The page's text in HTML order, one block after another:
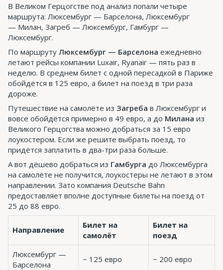
В Великом Герцогстве под анализ попали четыре
маршрута: Люксембург — Барселона, Люксембург
— Милан, Загреб — Люксембург, Гамбург —
Люксембург.
По маршруту Люксембург — Барселона ежедневно
летают рейсы компании Luxair, Ryanair — пять раз в
неделю. В среднем билет с одной пересадкой в Париже
обойдётся в 125 евро, а билет на поезд в три раза
дороже.
Путешествие на самолёте из Загреба в Люксембург и
вовсе обойдётся примерно в 49 евро, а до Милана из
Великого Герцогства можно добраться за 15 евро
лоукостером. Если же решите выбрать поезд, то
придётся заплатить в два-три раза больше.
А вот дёшево добраться из Гамбурга до Люксембурга
на самолёте не получится, лоукостеры не летают в этом
направлении. Зато компания Deutsche Bahn
предоставляет вполне доступные билеты на поезд от
25 до 88 евро.
Направление
Билет на
самолёт
Билет на
поезд
Люксембург —
Барселона
~ 125 евро ~ 200 евро